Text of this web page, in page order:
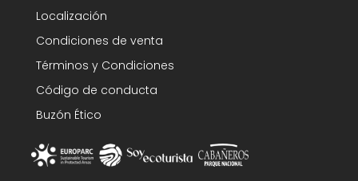
Localización
Condiciones de venta
Términos y Condiciones
Código de conducta
Buzón Ético